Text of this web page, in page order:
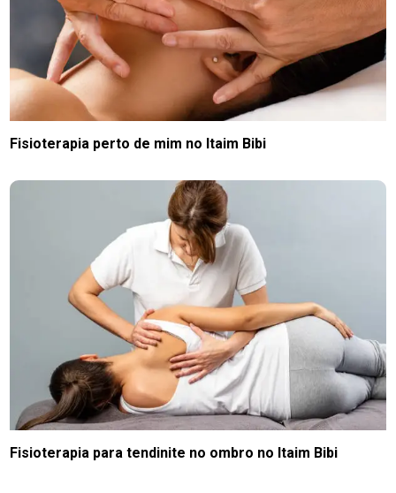
Fisioterapia perto de mim no Itaim Bibi
Fisioterapia para tendinite no ombro no Itaim Bibi